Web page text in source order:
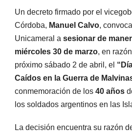
Un decreto firmado por el
Córdoba, Manuel Calvo,
Unicameral a sesionar de
miércoles 30 de marzo, en
próximo sábado 2 de abril, el
Caídos en la Guerra de
conmemoración de los 40 años
los soldados argentinos en las
La decisión encuentra su razón